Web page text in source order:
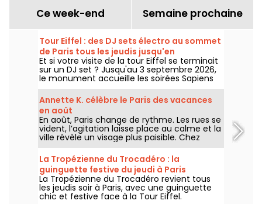
Ce week-end Semaine prochaine
Tour Eiffel : des DJ sets électro au sommet
de Paris tous les jeudis jusqu'en
septembre
Et si votre visite de la tour Eiffel se terminait
sur un DJ set ? Jusqu'au 3 septembre 2026,
le monument accueille les soirées Sapiens
Tower avec Agoria et plusieurs artistes de la
scène électro, chaque jeudi au premier
étage.
Annette K. célèbre le Paris des vacances
en août
En août, Paris change de rythme. Les rues se
vident, l’agitation laisse place au calme et la
ville révèle un visage plus paisible. Chez
Annette K., on profite de cette parenthèse
unique pour prolonger l’esprit des vacances,
les pieds presque dans l’eau, avant le retour
à la rentrée.
La Tropézienne du Trocadéro : la
guinguette festive du jeudi à Paris
La Tropézienne du Trocadéro revient tous
les jeudis soir à Paris, avec une guinguette
chic et festive face à la Tour Eiffel.